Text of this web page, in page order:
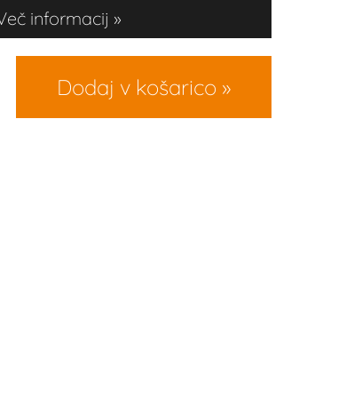
informacij
Dodaj v košarico